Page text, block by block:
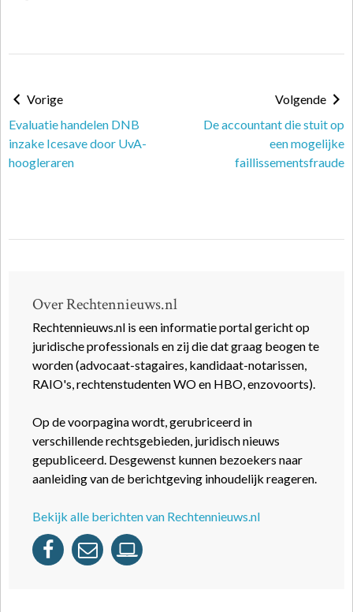
Vorige
Evaluatie handelen DNB
inzake Icesave door UvA-
hoogleraren
Volgende
De accountant die stuit op
een mogelijke
faillissementsfraude
Over Rechtennieuws.nl
Rechtennieuws.nl is een informatie portal gericht op
juridische professionals en zij die dat graag beogen te
worden (advocaat-stagaires, kandidaat-notarissen,
RAIO's, rechtenstudenten WO en HBO, enzovoorts).
Op de voorpagina wordt, gerubriceerd in
verschillende rechtsgebieden, juridisch nieuws
gepubliceerd. Desgewenst kunnen bezoekers naar
aanleiding van de berichtgeving inhoudelijk reageren.
Bekijk alle berichten van Rechtennieuws.nl